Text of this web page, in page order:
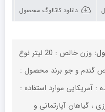
دانلود کاتالوگ محصول
وزن خالص : 20 لیتر نوع
گندم و جو برند محصول :
آمریکایی موارد استفاده :
گیاهان آپارتمانی و